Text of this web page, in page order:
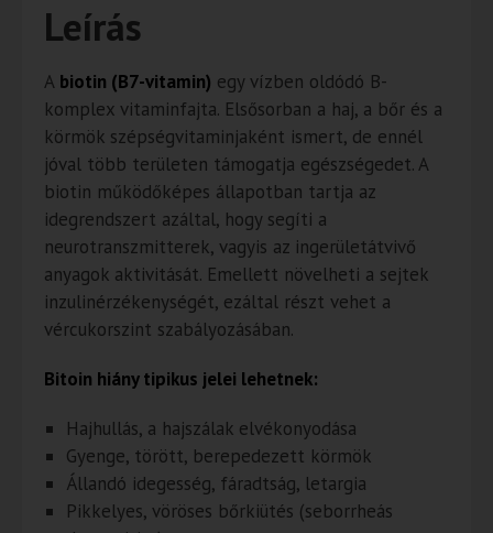
Leírás
A biotin (B7-vitamin) egy vízben oldódó B-
komplex vitaminfajta. Elsősorban a haj, a bőr és a
körmök szépségvitaminjaként ismert, de ennél
jóval több területen támogatja egészségedet. A
biotin működőképes állapotban tartja az
idegrendszert azáltal, hogy segíti a
neurotranszmitterek, vagyis az ingerületátvivő
anyagok aktivitását. Emellett növelheti a sejtek
inzulinérzékenységét, ezáltal részt vehet a
vércukorszint szabályozásában.
Bitoin hiány tipikus jelei lehetnek:
Hajhullás, a hajszálak elvékonyodása
Gyenge, törött, berepedezett körmök
Állandó idegesség, fáradtság, letargia
Pikkelyes, vöröses bőrkiütés (seborrheás